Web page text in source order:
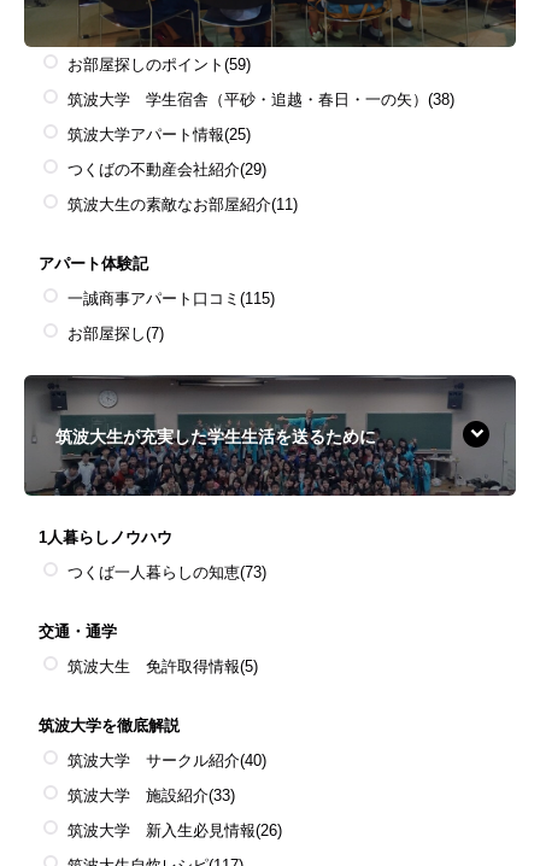
お部屋探しのポイント (59)
筑波大学 学生宿舎（平砂・追越・春日・一の矢） (38)
筑波大学アパート情報(25)
つくばの不動産会社紹介(29)
筑波大生の素敵なお部屋紹介(11)
アパート体験記
一誠商事アパート口コミ (115)
お部屋探し(7)
筑波大生が充実した学生生活を送るために
1人暮らしノウハウ
つくば一人暮らしの知恵(73)
交通・通学
筑波大生 免許取得情報(5)
筑波大学を徹底解説
筑波大学 サークル紹介(40)
筑波大学 施設紹介(33)
筑波大学 新入生必見情報(26)